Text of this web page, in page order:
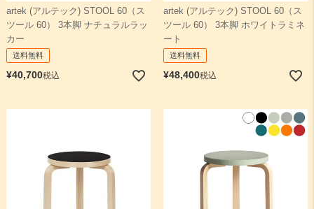
artek (アルテック) STOOL 60（ス
ツール 60） 3本脚 ナチュラルラッ
カー
送料無料
¥40,700税込
artek (アルテック) STOOL 60（ス
ツール 60） 3本脚 ホワイトラミネ
ート
送料無料
¥48,400税込